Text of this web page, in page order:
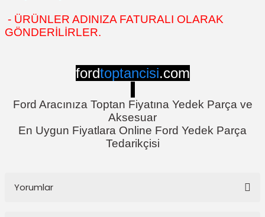
- ÜRÜNLER ADINIZA FATURALI OLARAK
GÖNDERİLİRLER.
fordtoptancisi.com
Ford Aracınıza Toptan Fiyatına Yedek Parça ve
Aksesuar
En Uygun Fiyatlara Online Ford Yedek Parça
Tedarikçisi
Yorumlar